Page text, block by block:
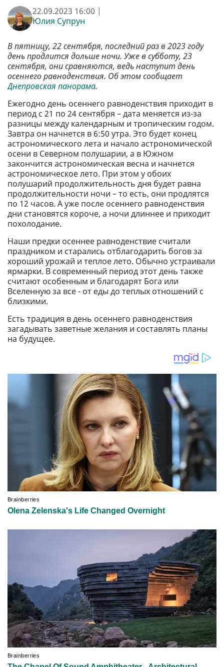
22.09.2023 16:00 |
Юлия Супрун
В пятницу, 22 сентября, последний раз в 2023 году
день продлится дольше ночи. Уже в субботу, 23
сентября, они сравняются, ведь наступит день
осеннего равноденствия. Об этом сообщает
Днепровская панорама.
Ежегодно день осеннего равноденствия приходит в
период с 21 по 24 сентября – дата меняется из-за
разницы между календарным и тропическим годом.
Завтра он начнется в 6:50 утра. Это будет конец
астрономического лета и начало астрономической
осени в Северном полушарии, а в Южном
закончится астрономическая весна и начнется
астрономическое лето. При этом у обоих
полушарий продолжительность дня будет равна
продолжительности ночи – то есть, они продлятся
по 12 часов. А уже после осеннего равноденствия
дни становятся короче, а ночи длиннее и приходит
похолодание.
Наши предки осеннее равноденствие считали
праздником и старались отблагодарить богов за
хороший урожай и теплое лето. Обычно устраивали
ярмарки. В современный период этот день также
считают особенным и благодарят Бога или
Вселенную за все - от еды до теплых отношений с
близкими.
Есть традиция в день осеннего равноденствия
загадывать заветные желания и составлять планы
на будущее.